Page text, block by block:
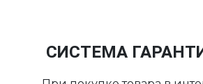
СИСТЕМА